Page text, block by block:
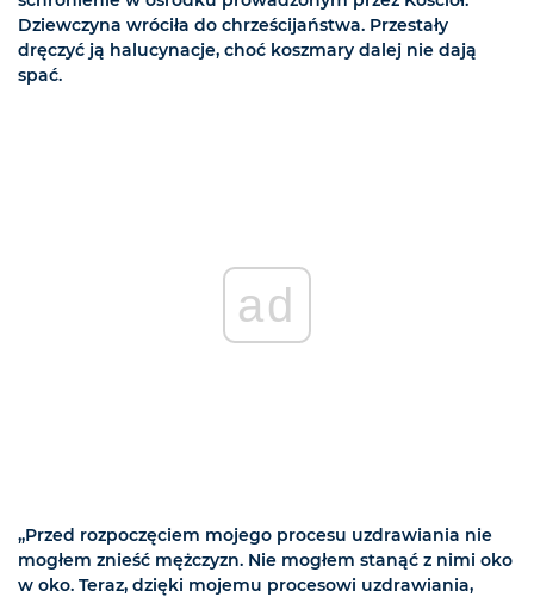
Dziewczyna wróciła do chrześcijaństwa. Przestały
dręczyć ją halucynacje, choć koszmary dalej nie dają
spać.
ad
„Przed rozpoczęciem mojego procesu uzdrawiania nie
mogłem znieść mężczyzn. Nie mogłem stanąć z nimi oko
w oko. Teraz, dzięki mojemu procesowi uzdrawiania,